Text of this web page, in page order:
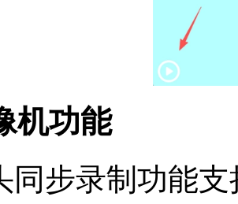
机功能
同步录制功能